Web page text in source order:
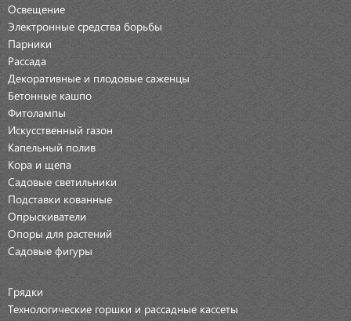
Освещение
Электронные средства борьбы
Парники
Рассада
Декоративные и плодовые саженцы
Бетонные кашпо
Фитолампы
Искусственный газон
Капельный полив
Кора и щепа
Садовые светильники
Подставки кованные
Опрыскиватели
Опоры для растений
Садовые фигуры
Грядки
Технологические горшки и рассадные кассеты